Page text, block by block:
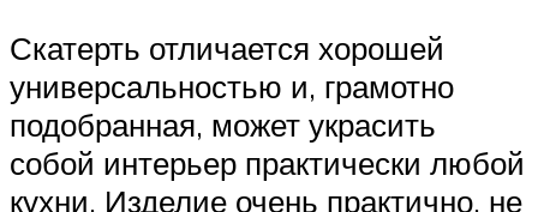
Скатерть отличается хорошей
универсальностью и, грамотно
подобранная, может украсить
собой интерьер практически любой
кухни. Изделие очень практично, не